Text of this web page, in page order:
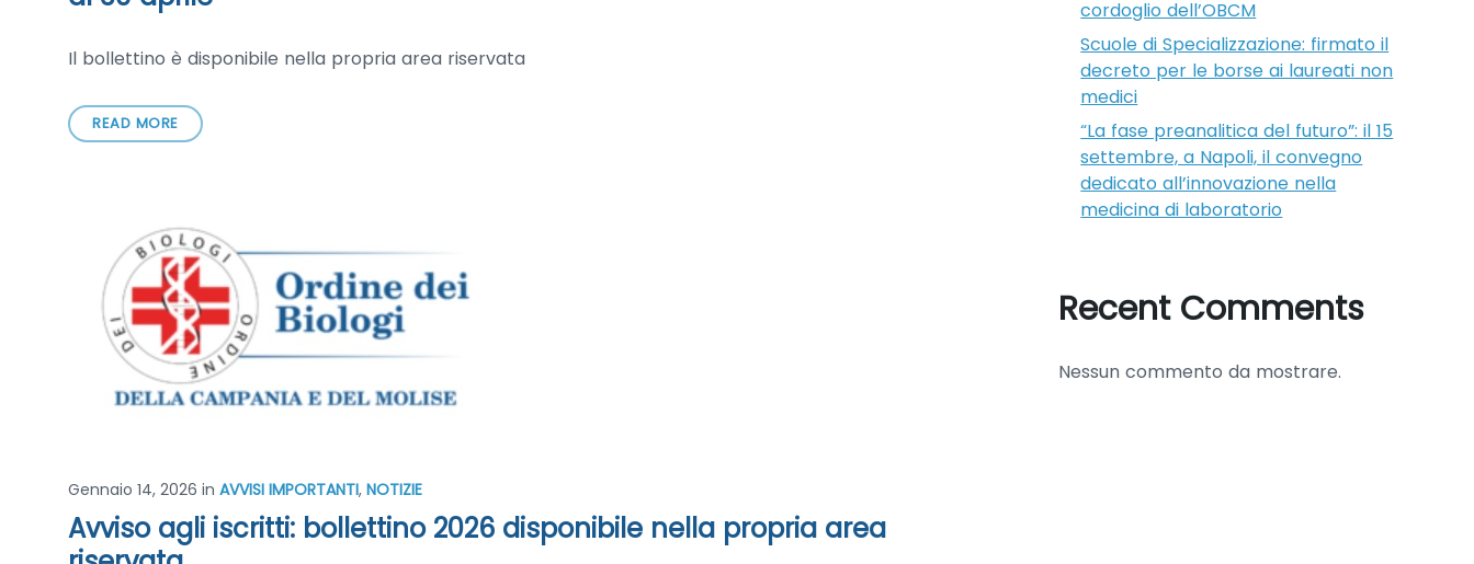
Il bollettino è disponibile nella propria area riservata
READ MORE
Gennaio 14, 2026 in AVVISI IMPORTANTI, NOTIZIE
Avviso agli iscritti: bollettino 2026 disponibile nella propria area
cordoglio dell’OBCM
Scuole di Specializzazione: firmato il
decreto per le borse ai laureati non
medici
“La fase preanalitica del futuro”: il 15
settembre, a Napoli, il convegno
dedicato all’innovazione nella
medicina di laboratorio
Recent Comments
Nessun commento da mostrare.